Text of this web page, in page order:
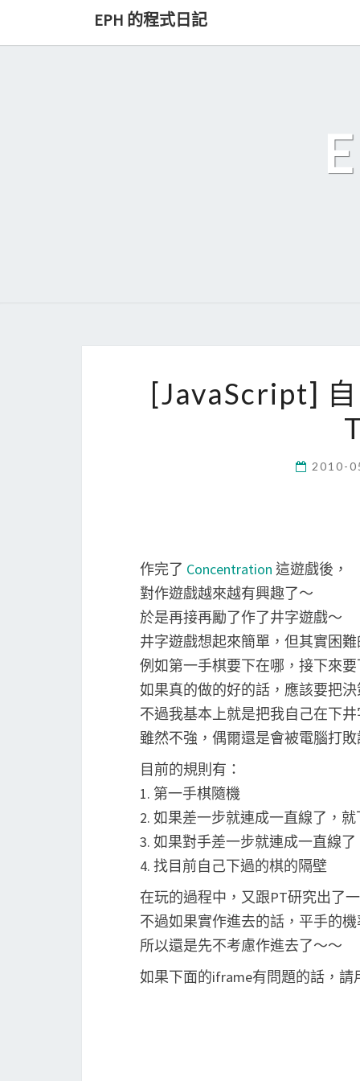
EPH 的程式日記
[JavaScript]
2010-
作完了 Concentration 這遊戲後，
對作遊戲越來越有興趣了～
於是再接再勵了作了井字遊戲～
井字遊戲想起來簡單，但其實困
例如第一手棋要下在哪，接下來
如果真的做的好的話，應該要把
不過我基本上就是把我自己在下
雖然不強，偶爾還是會被電腦打
目前的規則有：
1. 第一手棋隨機
2. 如果差一步就連成一直線了，
3. 如果對手差一步就連成一直線
4. 找目前自己下過的棋的隔壁
在玩的過程中，又跟PT研究出了
不過如果實作進去的話，平手的
所以還是先不考慮作進去了～～
如果下面的iframe有問題的話，請